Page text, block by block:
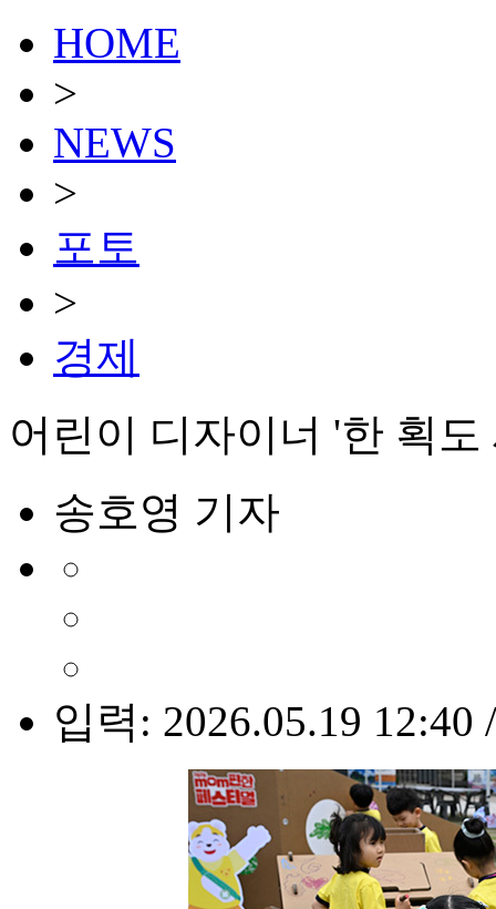
HOME
>
NEWS
>
포토
>
경제
어린이 디자이너 '한 획
송호영 기자
입력: 2026.05.19 12:40